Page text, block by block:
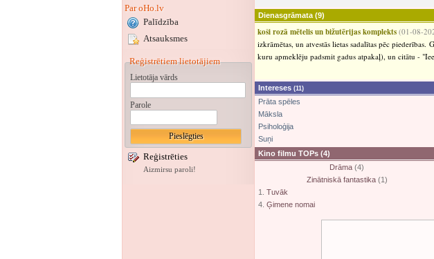
Par oHo.lv
Palīdzība
Atsauksmes
Reģistrētiem lietotājiem
Lietotāja vārds
Parole
Reģistrēties
Aizmirsu paroli!
Dienasgrāmata (9)
koši rozā mētelis un bižutērijas komplekts (01-08-
izkrāmētas, un atvestās lietas sadalītas pēc
kuru apmeklēju padsmit gadus atpakaļ), un citātu -
Intereses (11)
Prāta spēles
Māksla
Psiholoģija
Suņi
Kino filmu TOPs (4)
Drāma (4)
Zinātniskā fantastika(1)
1. Tuvāk
4. Ģimene nomai